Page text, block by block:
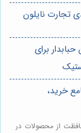
تجارت نایلون
برای
خرید،
از محصولات در